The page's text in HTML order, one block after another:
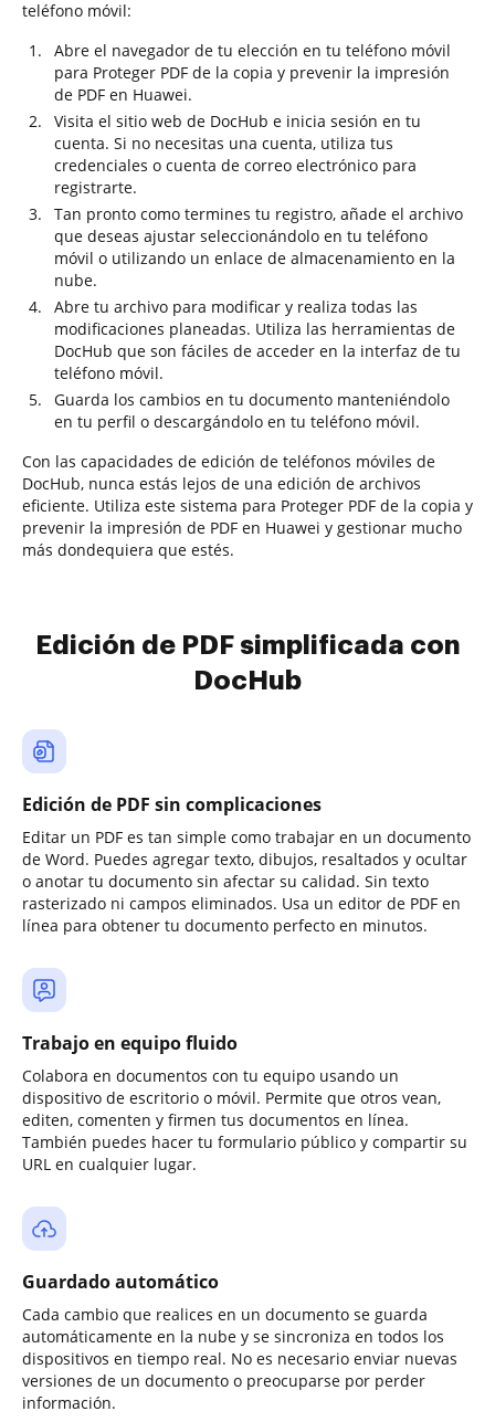
teléfono móvil:
Abre el navegador de tu elección en tu teléfono móvil
para Proteger PDF de la copia y prevenir la impresión
de PDF en Huawei.
Visita el sitio web de DocHub e inicia sesión en tu
cuenta. Si no necesitas una cuenta, utiliza tus
credenciales o cuenta de correo electrónico para
registrarte.
Tan pronto como termines tu registro, añade el archivo
que deseas ajustar seleccionándolo en tu teléfono
móvil o utilizando un enlace de almacenamiento en la
nube.
Abre tu archivo para modificar y realiza todas las
modificaciones planeadas. Utiliza las herramientas de
DocHub que son fáciles de acceder en la interfaz de tu
teléfono móvil.
Guarda los cambios en tu documento manteniéndolo
en tu perfil o descargándolo en tu teléfono móvil.
Con las capacidades de edición de teléfonos móviles de
DocHub, nunca estás lejos de una edición de archivos
eficiente. Utiliza este sistema para Proteger PDF de la copia y
prevenir la impresión de PDF en Huawei y gestionar mucho
más dondequiera que estés.
Edición de PDF simplificada con
DocHub
Edición de PDF sin complicaciones
Editar un PDF es tan simple como trabajar en un documento
de Word. Puedes agregar texto, dibujos, resaltados y ocultar
o anotar tu documento sin afectar su calidad. Sin texto
rasterizado ni campos eliminados. Usa un editor de PDF en
línea para obtener tu documento perfecto en minutos.
Trabajo en equipo fluido
Colabora en documentos con tu equipo usando un
dispositivo de escritorio o móvil. Permite que otros vean,
editen, comenten y firmen tus documentos en línea.
También puedes hacer tu formulario público y compartir su
URL en cualquier lugar.
Guardado automático
Cada cambio que realices en un documento se guarda
automáticamente en la nube y se sincroniza en todos los
dispositivos en tiempo real. No es necesario enviar nuevas
versiones de un documento o preocuparse por perder
información.